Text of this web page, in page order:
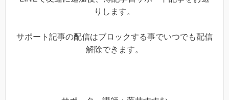
りします。
サポート記事の配信はブロックする事でいつでも配信
解除できます。